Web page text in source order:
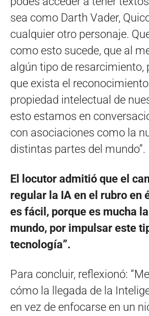
sea como Darth Vader,
cualquier otro personaje.
como esto sucede, que al
algún tipo de resarcimiento,
que exista el
propiedad intelectual de
esto estamos en
con asociaciones como la
distintas partes del mundo”.
El locutor admitió que el
regular la IA en el rubro en
es fácil, porque es mucha
mundo, por impulsar este
tecnología”.
Para concluir, reflexionó:
cómo la llegada de la
en vez de enfocarse en un